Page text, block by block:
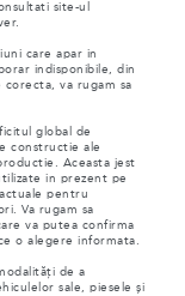
site-ul
care apar in
indisponibile, din
va rugam sa
global de
constructie ale
Aceasta jest
in prezent pe
pentru
Va rugam sa
va putea confirma
o alegere informata.
de a
sale, piesele și